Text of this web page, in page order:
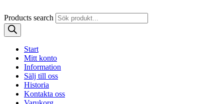
Products search
Start
Mitt konto
Information
Sälj till oss
Historia
Kontakta oss